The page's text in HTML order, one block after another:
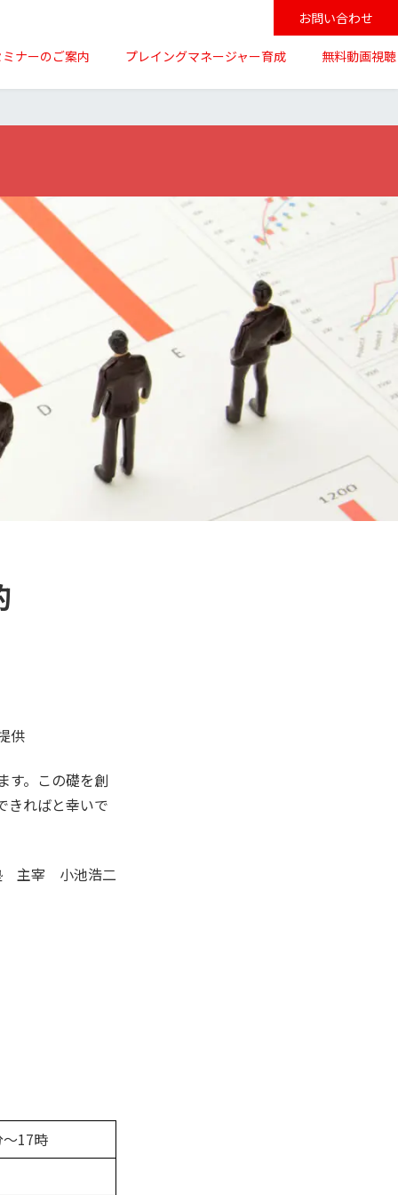
お問い合わせ
ナーのご案内 プレイングマネージャー育成 無料動画視聴
供
す。この礎を創
きればと幸いで
主宰 小池浩二
17時